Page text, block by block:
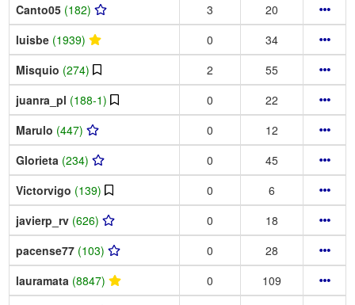
Canto05 (182) 3
20
luisbe (1939) 0
34
Misquio (274) 2
55
juanra_pl (188-1) 0
22
Marulo (447) 0
12
Glorieta (234) 0
45
Victorvigo (139) 0
6
javierp_rv (626) 0
18
pacense77 (103) 0
28
lauramata (8847) 0
109